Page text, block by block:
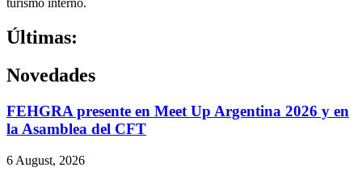
turismo interno.
Últimas:
Novedades
FEHGRA presente en Meet Up Argentina 2026 y en
la Asamblea del CFT
6 August, 2026